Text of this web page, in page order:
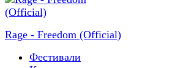
Rage - Freedom (Official)
Фестивали